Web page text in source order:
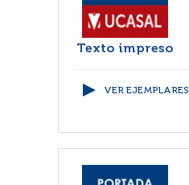
Texto impreso
VER EJEMPLARES